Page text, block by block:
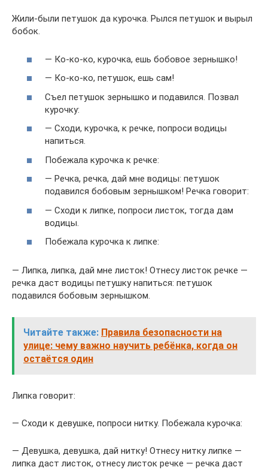
Жили-были петушок да курочка. Рылся петушок и вырыл
бобок.
— Ко-ко-ко, курочка, ешь бобовое зернышко!
— Ко-ко-ко, петушок, ешь сам!
Съел петушок зернышко и подавился. Позвал
курочку:
— Сходи, курочка, к речке, попроси водицы
напиться.
Побежала курочка к речке:
— Речка, речка, дай мне водицы: петушок
подавился бобовым зернышком! Речка говорит:
— Сходи к липке, попроси листок, тогда дам
водицы.
Побежала курочка к липке:
— Липка, липка, дай мне листок! Отнесу листок речке —
речка даст водицы петушку напиться: петушок
подавился бобовым зернышком.
Читайте также: Правила безопасности на
улице: чему важно научить ребёнка, когда он
остаётся один
Липка говорит:
— Сходи к девушке, попроси нитку. Побежала курочка:
— Девушка, девушка, дай нитку! Отнесу нитку липке —
липка даст листок, отнесу листок речке — речка даст